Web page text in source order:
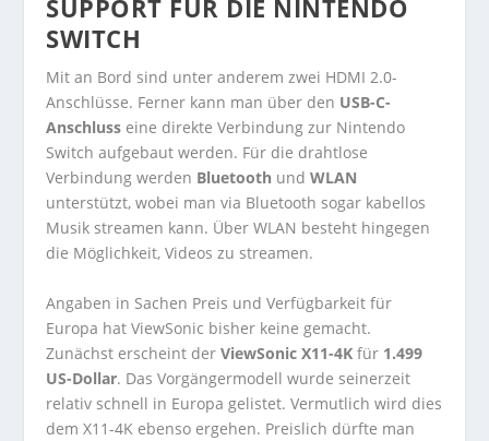
SUPPORT FÜR DIE NINTENDO
SWITCH
Mit an Bord sind unter anderem zwei HDMI 2.0-
Anschlüsse. Ferner kann man über den USB-C-
Anschluss eine direkte Verbindung zur Nintendo
Switch aufgebaut werden. Für die drahtlose
Verbindung werden Bluetooth undWLAN
unterstützt, wobei man via Bluetooth sogar kabellos
Musik streamen kann. Über WLAN besteht hingegen
die Möglichkeit, Videos zu streamen.
Angaben in Sachen Preis und Verfügbarkeit für
Europa hat ViewSonic bisher keine gemacht.
Zunächst erscheint derViewSonic X11-4K für 1.499
US-Dollar. Das Vorgängermodell wurde seinerzeit
relativ schnell in Europa gelistet. Vermutlich wird dies
dem X11-4K ebenso ergehen. Preislich dürfte man